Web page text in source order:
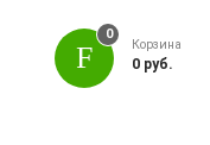
0
Корзина
0 руб.